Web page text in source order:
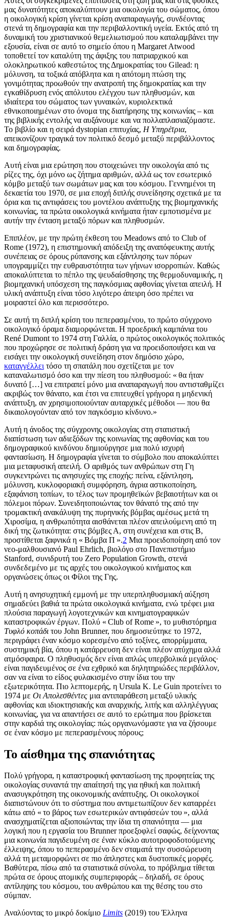
μας δυνατότητες αποκαλύπτουν μια οικολογία του σώματος, όπου
η οικολογική κρίση γίνεται κρίση αναπαραγωγής, συνδέοντας
στενά τη δημογραφία και την περιβαλλοντική υγεία. Εκτός από τη
δυναμική του χριστιανικού θεμελιωτισμού που καταλαμβάνει την
εξουσία, είναι σε αυτό το σημείο όπου η Margaret Atwood
τοποθετεί τον καταλύτη της άφιξης του πατριαρχικού και
ολοκληρωτικού καθεστώτος της Δημοκρατίας του Gilead: η
μόλυνση, τα τοξικά απόβλητα και η απότομη πτώση της
γονιμότητας προωθούν την ανατροπή της δημοκρατίας και την
εγκαθίδρυση ενός απόλυτου ελέγχου των πληθυσμών, και
ιδιαίτερα του σώματος των γυναικών, κυριολεκτικά
εθνικοποιημένων στο όνομα της διατήρησης της κοινωνίας – και
της βιβλικής εντολής να αυξάνουμε και να πολλαπλασιαζόμαστε.
Το βιβλίο και η σειρά dystopian επιτυχίας, Η Υπηρέτρια,
απεικονίζουν τραγικά τον πολιτικό δεσμό μεταξύ περιβάλλοντος
και δημογραφίας.
Αυτή είναι μια ερώτηση που στοιχειώνει την οικολογία από τις
ρίζες της, όχι μόνο ως ζήτημα αριθμών, αλλά ως τον εσωτερικό
κόμβο μεταξύ των σωμάτων μας και του κόσμου. Γεννημένοι τη
δεκαετία του 1970, σε μια εποχή διπλής συνείδησης σχετικά με τα
όρια και τις αντιφάσεις του μοντέλου ανάπτυξης της βιομηχανικής
κοινωνίας, τα πρώτα οικολογικά κινήματα ήταν εμποτισμένα με
αυτήν την ένταση μεταξύ πόρων και πληθυσμών.
Επιπλέον, με την πρώτη έκθεση του Meadows από το Club of
Rome (1972), η επιστημονική απόδειξη της αναπόφευκτης αυτής
συνέπειας σε όρους ρύπανσης και εξάντλησης των πόρων
υπογραμμίζει την ευθραυστότητα των γήινων ισορροπιών. Καθώς
αποκαλύπτεται το πέπλο της ψευδαίσθησης της θερμοδυναμικής, η
βιομηχανική υπόσχεση της παγκόσμιας αφθονίας γίνεται απειλή. Η
υλική ανάπτυξη είναι τόσο λιγότερο άπειρη όσο πρέπει να
μοιραστεί όλο και περισσότερο.
Σε αυτή τη διπλή κρίση του πεπερασμένου, το πρώτο σύγχρονο
οικολογικό όραμα διαμορφώνεται. Η προεδρική καμπάνια του
René Dumont το 1974 στη Γαλλία, ο πρώτος οικολογικός πολιτικός
που προχώρησε σε πολιτική δράση για να προειδοποιήσει και να
εισάγει την οικολογική συνείδηση στον δημόσιο χώρο,
καταγγέλλει τόσο τη σπατάλη που σχετίζεται με τον
καταναλωτισμό όσο και την πίεση του πληθυσμού: « θα ήταν
δυνατό […] να επιτραπεί μόνο μια αναπαραγωγή που αντισταθμίζει
ακριβώς τον θάνατο, και έτσι να επιτευχθεί γρήγορα η μηδενική
ανάπτυξη, αν χρησιμοποιούνταν αυταρχικές μέθοδοι — που θα
δικαιολογούνταν από τον παγκόσμιο κίνδυνο.»
Αυτή η άνοδος της σύγχρονης οικολογίας στη στατιστική
διαπίστωση των αδιεξόδων της κοινωνίας της αφθονίας και του
δημογραφικού κινδύνου δημιούργησε μια πολύ ισχυρή
φαντασίωση. Η δημογραφία γίνεται το σύμβολο που αποκαλύπτει
μια μεταφυσική απειλή. Ο αριθμός των ανθρώπων στη Γη
συγκεντρώνει τις ανησυχίες της εποχής: πείνα, εξάντληση,
μόλυνση, κυκλοφοριακή συμφόρηση, άγρια αστικοποίηση,
εξαφάνιση τοπίων, το τέλος των προμηθεϊκών βεβαιοτήτων και οι
πόλεμοι πόρων. Συνειδητοποιώντας τον θάνατό της από την
τρομακτική ανακάλυψη της πυρηνικής βόμβας αμέσως μετά τη
Χιροσίμα, η ανθρωπότητα αισθάνεται πλέον απειλούμενη από τη
δική της ζωτικότητα: στις βόμβες Α, στη συνέχεια και στις Β,
προστίθεται ξαφνικά η « Βόμβα Π ».2 Μια προειδοποίηση από τον
νεο-μαλθουσιανό Paul Ehrlich, βιολόγο στο Πανεπιστήμιο
Stanford, συνιδρυτή του Zero Population Growth, στενά
συνδεδεμένο με τις αρχές του οικολογικού κινήματος και
οργανώσεις όπως οι Φίλοι της Γης.
Αυτή η ανησυχητική εμμονή με την υπερπληθυσμιακή αύξηση
σημαδεύει βαθιά τα πρώτα οικολογικά κινήματα, ενώ τρέφει μια
πλούσια παραγωγή λογοτεχνικών και κινηματογραφικών
καταστροφικών έργων. Πολύ « Club of Rome », το μυθιστόρημα
Τυφλό κοπάδι του John Brunner, που δημοσιεύτηκε το 1972,
περιγράφει έναν κόσμο κορεσμένο από τοξίνες, απορρίμματα,
συστημική βία, όπου η κατάρρευση δεν είναι πλέον ατύχημα αλλά
ατμόσφαιρα. Ο πληθυσμός δεν είναι απλώς υπερβολικά μεγάλος·
είναι παγιδευμένος σε ένα εχθρικό και δηλητηριώδες περιβάλλον,
σαν να είναι το είδος φυλακισμένο στην ίδια του την
εξωτερικότητα. Πιο λεπτομερής, η Ursula K. Le Guin προτείνει το
1974 με Οι Απολεσθέντες μια αντιπαράθεση μεταξύ υλικής
αφθονίας και ιδιοκτησιακής και αναρχικής, λιτής και αλληλέγγυας
κοινωνίας, για να απαντήσει σε αυτό το ερώτημα που βρίσκεται
στην καρδιά της οικολογίας: πώς οργανωνόμαστε για να ζήσουμε
σε έναν κόσμο με πεπερασμένους πόρους;
Το αίσθημα της σπανιότητας
Πολύ γρήγορα, η καταστροφική φαντασίωση της προφητείας της
οικολογίας συναντά την απαίτησή της για ηθική και πολιτική
ανασυγκρότηση της οικονομικής ανάπτυξης. Οι οικολογικοί
διαπιστώνουν ότι το σύστημα που αντιμετωπίζουν δεν καταρρέει
κάτω από « το βάρος των εσωτερικών αντιφάσεών του », αλλά
ανασχηματίζεται αξιοποιώντας την ίδια τη σπανιότητα — μια
λογική που η εργασία του Brunner προεξοφλεί σαφώς, δείχνοντας
μια κοινωνία παγιδευμένη σε έναν κύκλο αυτοτροφοδοτούμενης
έλλειψης, όπου το πεπερασμένο δεν σταματά την συσσώρευση
αλλά τη μεταμορφώνει σε πιο άπληστες και δυστοπικές μορφές.
Βαθύτερα, πίσω από τα στατιστικά σύνολα, το πρόβλημα τίθεται
πρώτα σε όρους ατομικής συμπεριφοράς – δηλαδή, σε όρους
αντίληψης του κόσμου, του ανθρώπου και της θέσης του στο
σύμπαν.
Αναλύοντας το μικρό δοκίμιο Limits (2019) του Έλληνα